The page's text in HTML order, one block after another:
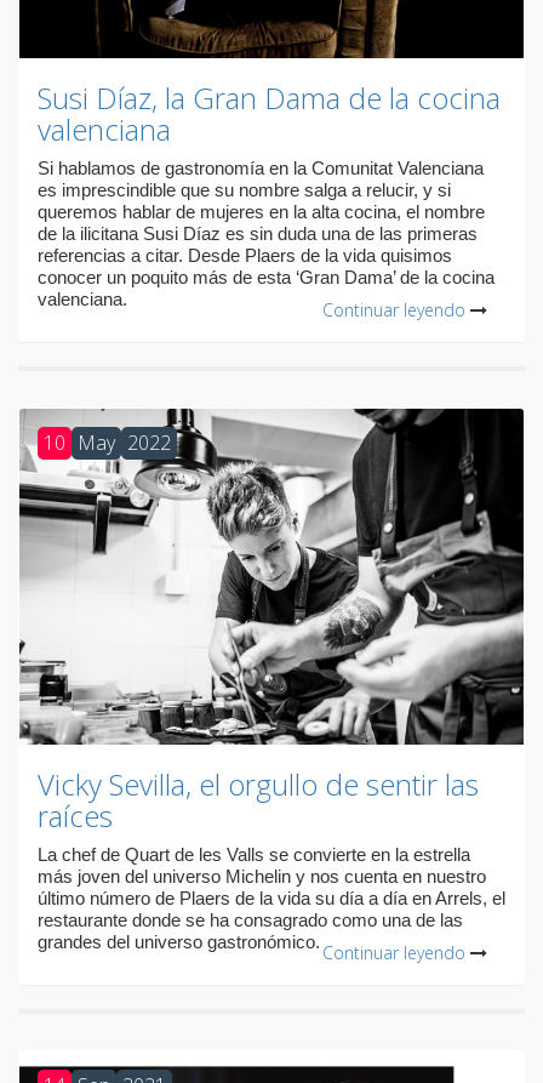
Susi Díaz, la Gran Dama de la cocina
valenciana
Si hablamos de gastronomía en la Comunitat Valenciana
es imprescindible que su nombre salga a relucir, y si
queremos hablar de mujeres en la alta cocina, el nombre
de la ilicitana Susi Díaz es sin duda una de las primeras
referencias a citar. Desde Plaers de la vida quisimos
conocer un poquito más de esta ‘Gran Dama’ de la cocina
valenciana.
Continuar leyendo
10 May 2022
Vicky Sevilla, el orgullo de sentir las
raíces
La chef de Quart de les Valls se convierte en la estrella
más joven del universo Michelin y nos cuenta en nuestro
último número de Plaers de la vida su día a día en Arrels, el
restaurante donde se ha consagrado como una de las
grandes del universo gastronómico. Continuar leyendo